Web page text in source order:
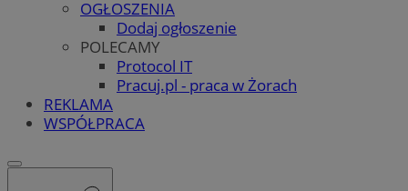
OGŁOSZENIA
Dodaj ogłoszenie
POLECAMY
Protocol IT
Pracuj.pl - praca w Żorach
REKLAMA
WSPÓŁPRACA